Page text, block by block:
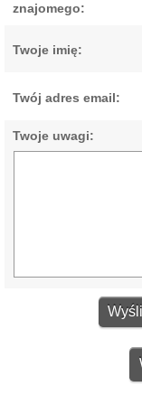
znajomego:
Twoje imię:
Twój adres email:
Twoje uwagi: